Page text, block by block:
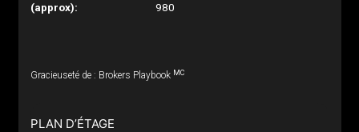
(approx):
980
Gracieuseté de : Brokers Playbook MC
PLAN D’ÉTAGE